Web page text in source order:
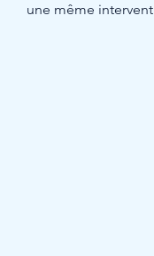
une même